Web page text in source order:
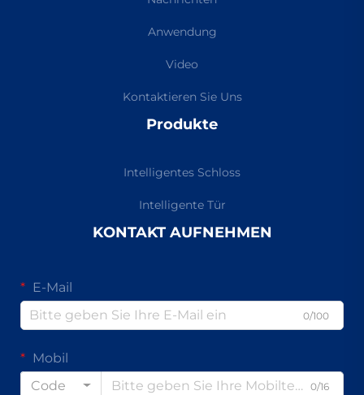
Anwendung
Video
Kontaktieren Sie Uns
Produkte
Intelligentes Schloss
Intelligente Tür
KONTAKT AUFNEHMEN
E-Mail
0/100
Mobil
Code
0/16